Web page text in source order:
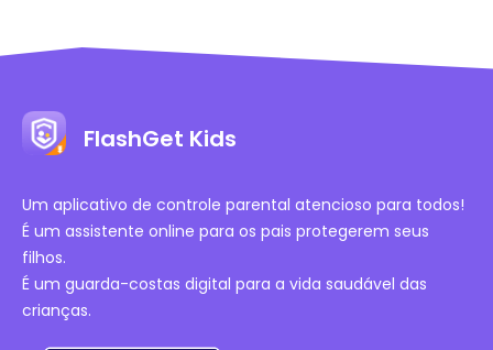
FlashGet Kids
Um aplicativo de controle parental atencioso para todos!
É um assistente online para os pais protegerem seus
filhos.
É um guarda-costas digital para a vida saudável das
crianças.